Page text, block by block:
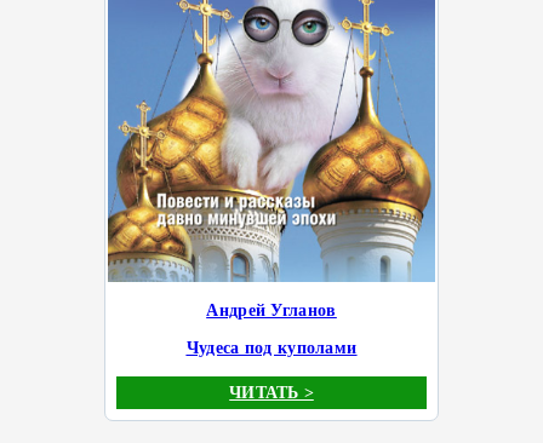
Андрей Угланов
Чудеса под куполами
ЧИТАТЬ >